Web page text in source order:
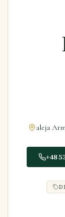
aleja
+48